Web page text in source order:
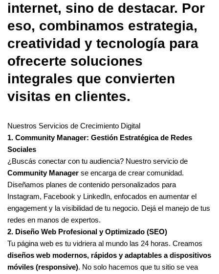
internet, sino de destacar. Por
eso, combinamos estrategia,
creatividad y tecnología para
ofrecerte soluciones
integrales que convierten
visitas en clientes.
Nuestros Servicios de Crecimiento Digital
1. Community Manager: Gestión Estratégica de Redes
Sociales
¿Buscás conectar con tu audiencia? Nuestro servicio de
Community Manager se encarga de crear comunidad.
Diseñamos planes de contenido personalizados para
Instagram, Facebook y LinkedIn, enfocados en aumentar el
engagement y la visibilidad de tu negocio. Dejá el manejo de tus
redes en manos de expertos.
2. Diseño Web Profesional y Optimizado (SEO)
Tu página web es tu vidriera al mundo las 24 horas. Creamos
diseños web modernos, rápidos y adaptables a dispositivos
móviles (responsive). No solo hacemos que tu sitio se vea